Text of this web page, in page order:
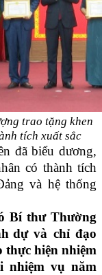
trao tặng khen
tích xuất sắc
đã biểu dương,
có thành tích
và hệ thống
Bí thư Thường
dự và chỉ đạo
thực hiện nhiệm
nhiệm vụ năm